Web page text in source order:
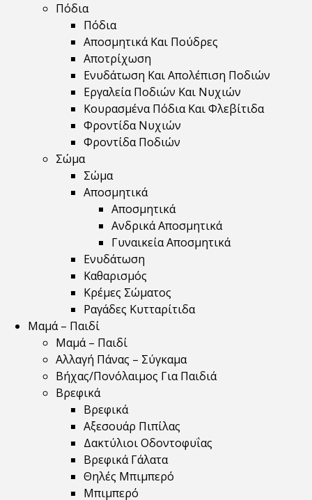
Πόδια
Πόδια
Αποσμητικά Και Πούδρες
Αποτρίχωση
Ενυδάτωση Και Απολέπιση Ποδιών
Εργαλεία Ποδιών Και Νυχιών
Κουρασμένα Πόδια Και Φλεβίτιδα
Φροντίδα Νυχιών
Φροντίδα Ποδιών
Σώμα
Σώμα
Αποσμητικά
Αποσμητικά
Ανδρικά Αποσμητικά
Γυναικεία Αποσμητικά
Ενυδάτωση
Καθαρισμός
Κρέμες Σώματος
Ραγάδες Κυτταρίτιδα
Μαμά – Παιδί
Μαμά – Παιδί
Αλλαγή Πάνας – Σύγκαμα
Βήχας/Πονόλαιμος Για Παιδιά
Βρεφικά
Βρεφικά
Αξεσουάρ Πιπίλας
Δακτύλιοι Οδοντοφυΐας
Βρεφικά Γάλατα
Θηλές Μπιμπερό
Μπιμπερό